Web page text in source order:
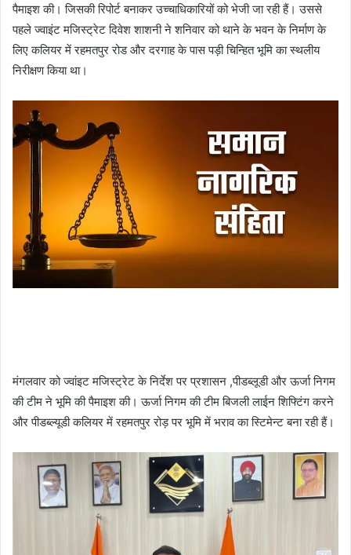
पैमाइश की। जिसकी रिपोर्ट बनाकर उच्चाधिकारियों को भेजी जा रही हैं। उससे
पहले ज्वाइंट मजिस्ट्रेट दिवेश शाशनी ने शनिवार को थाने के भवन के निर्माण के
लिए कलियर में रहमतपुर रोड और दरगाह के पास पड़ी चिन्हित भूमि का स्थलीय
निरीक्षण किया था।
मंगलवार को ज्वांइट मजिस्ट्रेट के निर्देश पर प्रशासन ,पीडब्लूडी और ऊर्जा निगम
की टीम ने भूमि की पैमाइश की। ऊर्जा निगम की टीम बिजली लाईन शिफ्टिंग करने
और पीडब्ल्यूडी कलियर में रहमतपुर रोड़ पर भूमि में भराव का स्टिमेन्ट बना रही हैं।